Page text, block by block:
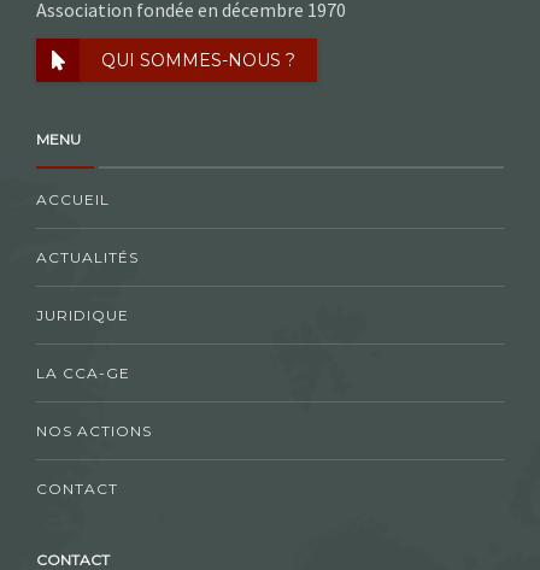
Association fondée en décembre 1970
QUI SOMMES-NOUS ?
MENU
ACCUEIL
ACTUALITÉS
JURIDIQUE
LA CCA-GE
NOS ACTIONS
CONTACT
CONTACT